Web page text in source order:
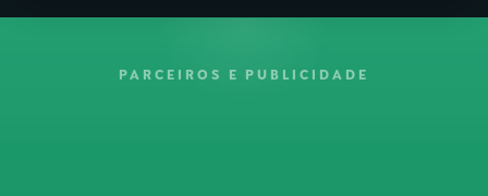
PARCEIROS E PUBLICIDADE